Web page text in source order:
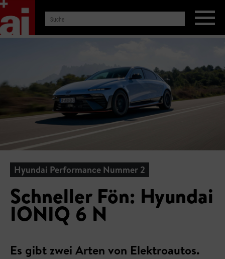
Hyundai Performance Nummer 2
Schneller Fön: Hyundai
IONIQ 6 N
Es gibt zwei Arten von Elektroautos.